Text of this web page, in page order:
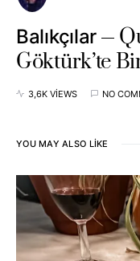
Balıkçılar
Göktürk’te
3,6K VIEWS NO
YOU MAY ALSO LIKE